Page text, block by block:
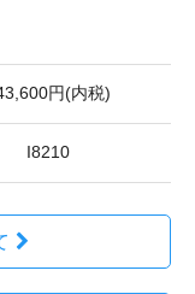
円(内税)
I8210